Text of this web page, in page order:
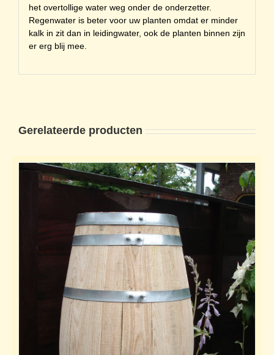
het overtollige water weg onder de onderzetter.
Regenwater is beter voor uw planten omdat er minder
kalk in zit dan in leidingwater, ook de planten binnen zijn
er erg blij mee.
Gerelateerde producten